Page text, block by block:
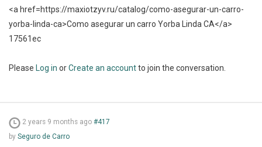
<a href=https://maxiotzyv.ru/catalog/como-asegurar-un-carro-
yorba-linda-ca>Como asegurar un carro Yorba Linda CA</a>
17561ec
Please Log in orCreate an accountto join the conversation.
2 years 9 months ago #417
by Seguro de Carro